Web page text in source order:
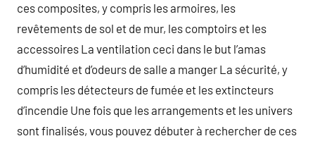
ces composites, y compris les armoires, les
revêtements de sol et de mur, les comptoirs et les
accessoires La ventilation ceci dans le but l’amas
d’humidité et d’odeurs de salle a manger La sécurité, y
compris les détecteurs de fumée et les extincteurs
d’incendie Une fois que les arrangements et les univers
sont finalisés, vous pouvez débuter à rechercher de ces